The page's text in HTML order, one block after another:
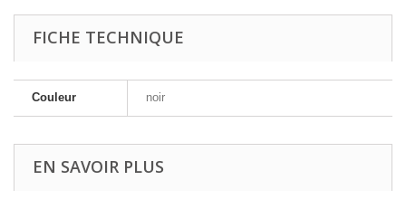
FICHE TECHNIQUE
Couleur noir
EN SAVOIR PLUS